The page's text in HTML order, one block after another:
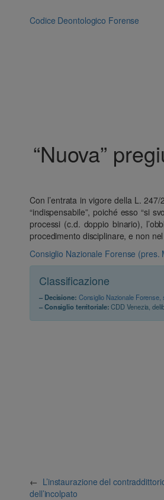
Codice Deontologico Forense
“Nuova”
Con l’entrata in vigore della L.
“indispensabile”, poiché esso “si
processi (c.d. doppio binario),
procedimento disciplinare, e non
Consiglio Nazionale Forense
Classificazione
– Decisione: Consiglio Nazionale
– Consiglio territoriale:CDD Venezia,
← L’instaurazione del
dell’incolpato